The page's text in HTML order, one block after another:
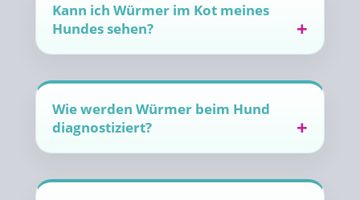
Kann ich Würmer im Kot meines
Hundes sehen?
Wie werden Würmer beim Hund
diagnostiziert?